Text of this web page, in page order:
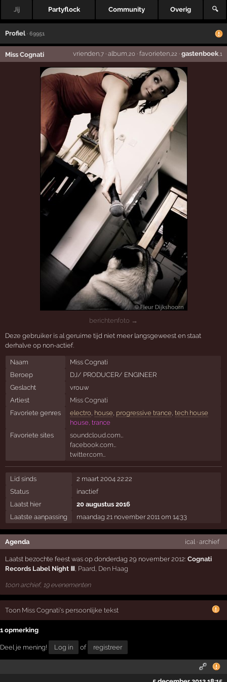
Jij Partyflock Community Overig 🔍
Profiel · 69951
Miss Cognati vrienden,7· album ,20 · favorieten,22 · gastenboek,1
berichtenfoto →
Deze gebruiker is al geruime tijd niet meer langsgeweest en staat
derhalve op non-actief.
Naam
Miss Cognati
Beroep
DJ/ PRODUCER/ ENGINEER
Geslacht
vrouw
Artiest
Miss Cognati
Favoriete genres
electro, house progressive trance tech house
house, trance
Favoriete sites
soundcloud.com…
facebook.com…
twitter.com…
Lid sinds
2 maart 2004 22:22
Status
inactief
Laatst hier
20 augustus 2016
Laatste aanpassing
maandag 21 november 2011 om 14:33
Agenda ical· archief
Laatst bezochte feest was op donderdag 29 november 2012:Cognati
Records Label Night Ⅲ, Paard, Den Haag
toon archief, 19 evenementen
Toon Miss Cognati's persoonlijke tekst
1 opmerking
Deel je mening! Log in of registreer